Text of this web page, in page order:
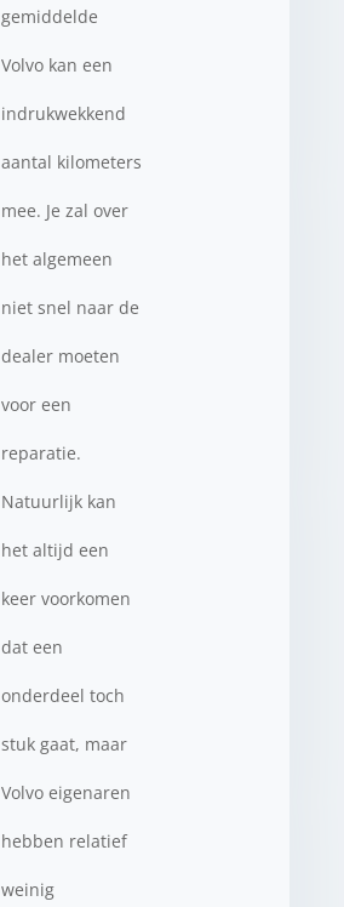
gemiddelde
Volvo kan een
indrukwekkend
aantal kilometers
mee. Je zal over
het algemeen
niet snel naar de
dealer moeten
voor een
reparatie.
Natuurlijk kan
het altijd een
keer voorkomen
dat een
onderdeel toch
stuk gaat, maar
Volvo eigenaren
hebben relatief
weinig